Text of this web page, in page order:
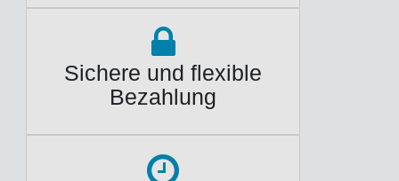
Sichere und flexible
Bezahlung